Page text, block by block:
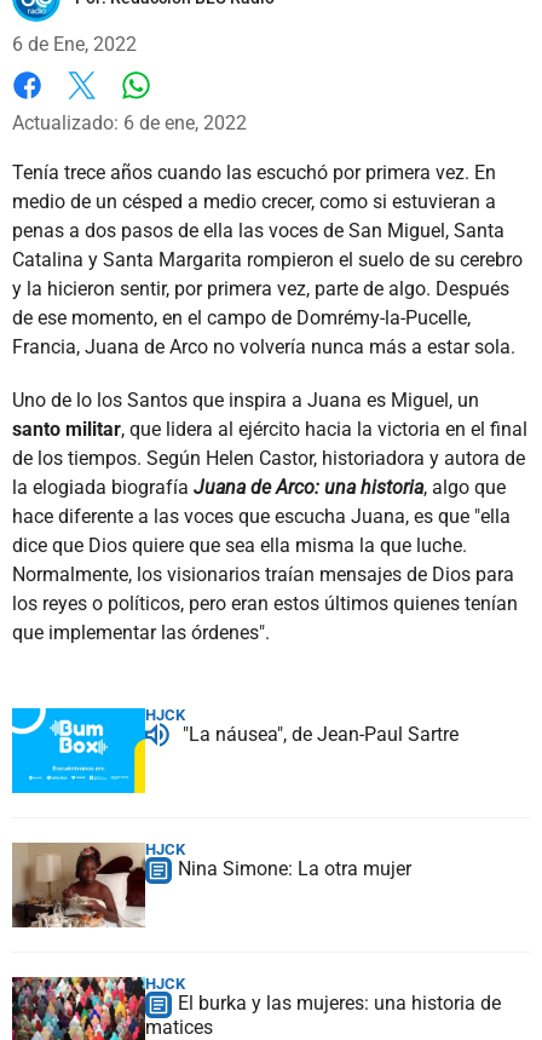
6 de Ene, 2022
Facebook
X
Actualizado: 6 de ene, 2022
Tenía trece años cuando las escuchó por primera vez. En
medio de un césped a medio crecer, como si estuvieran a
penas a dos pasos de ella las voces de San Miguel, Santa
Catalina y Santa Margarita rompieron el suelo de su cerebro
y la hicieron sentir, por primera vez, parte de algo. Después
de ese momento, en el campo de Domrémy-la-Pucelle,
Francia, Juana de Arco no volvería nunca más a estar sola.
Uno de lo los Santos que inspira a Juana es Miguel, un
santo militar, que lidera al ejército hacia la victoria en el final
de los tiempos. Según Helen Castor, historiadora y autora de
la elogiada biografía Juana de Arco: una historia, algo que
hace diferente a las voces que escucha Juana, es que "ella
dice que Dios quiere que sea ella misma la que luche.
Normalmente, los visionarios traían mensajes de Dios para
los reyes o políticos, pero eran estos últimos quienes tenían
que implementar las órdenes".
HJCK
"La náusea", de Jean-Paul Sartre
HJCK
Nina Simone: La otra mujer
HJCK
El burka y las mujeres: una historia de
matices